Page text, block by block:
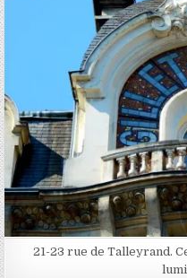
21-23 rue de Talleyrand.